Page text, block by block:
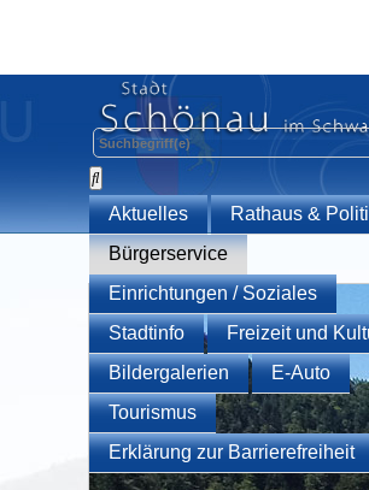
Aktuelles
Rathaus &
Bürgerservice
Einrichtungen / Soziales
Stadtinfo
Freizeit und
Bildergalerien
E-Auto
Tourismus
Erklärung zur Barrierefreiheit